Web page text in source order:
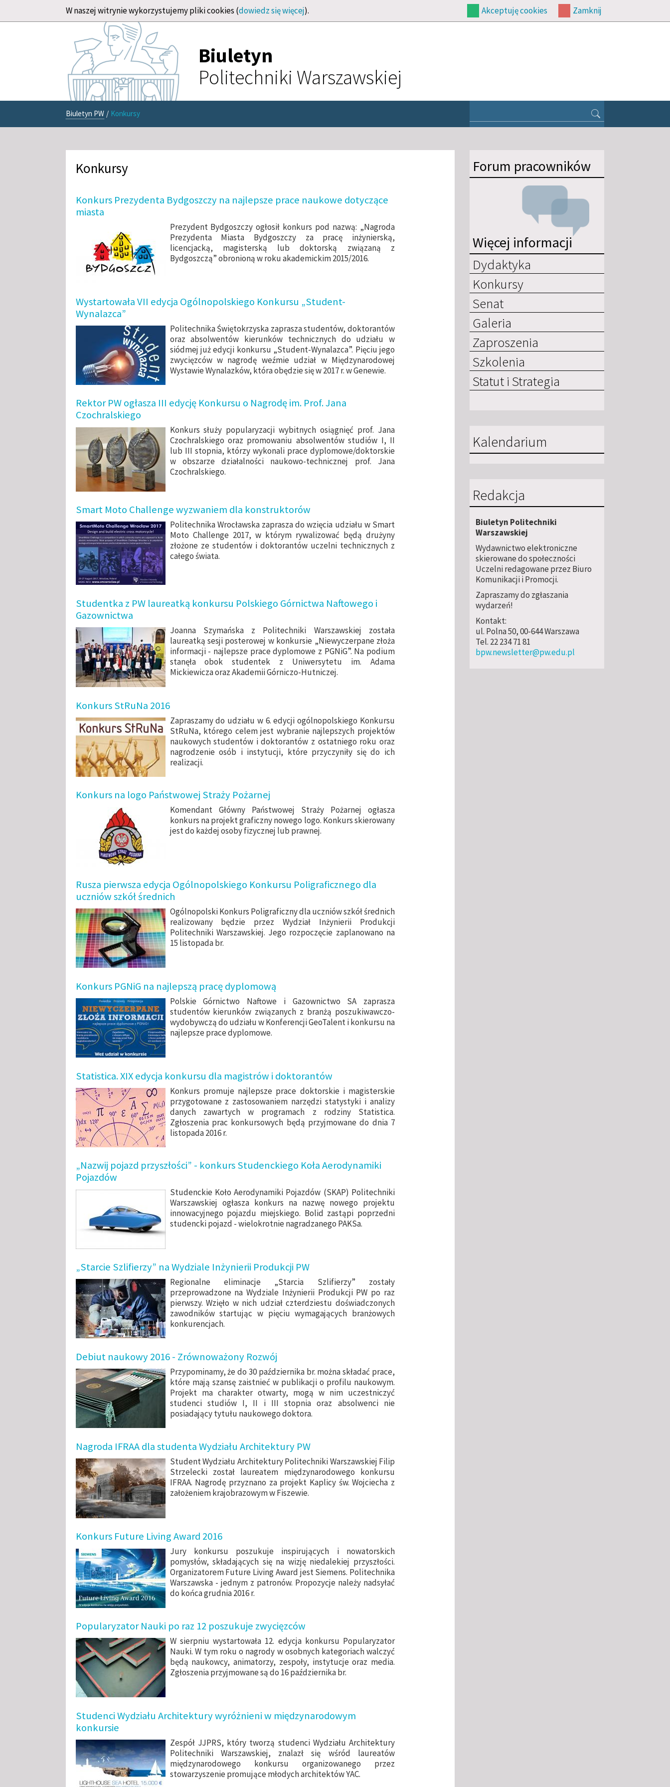
W naszej witrynie wykorzystujemy pliki cookies (dowiedz się więcej). Akceptuję cookies Zamknij
Biuletyn
Politechniki Warszawskiej
Biuletyn PW / Konkursy
Konkursy
Konkurs Prezydenta Bydgoszczy na najlepsze prace naukowe dotyczące
miasta
Prezydent Bydgoszczy ogłosił konkurs pod nazwą: „Nagroda
Prezydenta Miasta Bydgoszczy za pracę inżynierską,
licencjacką, magisterską lub doktorską związaną z
Bydgoszczą” obronioną w roku akademickim 2015/2016.
Wystartowała VII edycja Ogólnopolskiego Konkursu „Student-
Wynalazca”
Politechnika Świętokrzyska zaprasza studentów, doktorantów
oraz absolwentów kierunków technicznych do udziału w
siódmej już edycji konkursu „Student-Wynalazca”. Pięciu jego
zwycięzców w nagrodę weźmie udział w Międzynarodowej
Wystawie Wynalazków, która obędzie się w 2017 r. w Genewie.
Rektor PW ogłasza III edycję Konkursu o Nagrodę im. Prof. Jana
Czochralskiego
Konkurs służy popularyzacji wybitnych osiągnięć prof. Jana
Czochralskiego oraz promowaniu absolwentów studiów I, II
lub III stopnia, którzy wykonali prace dyplomowe/doktorskie
w obszarze działalności naukowo-technicznej prof. Jana
Czochralskiego.
Smart Moto Challenge wyzwaniem dla konstruktorów
Politechnika Wrocławska zaprasza do wzięcia udziału w Smart
Moto Challenge 2017, w którym rywalizować będą drużyny
złożone ze studentów i doktorantów uczelni technicznych z
całego świata.
Studentka z PW laureatką konkursu Polskiego Górnictwa Naftowego i
Gazownictwa
Joanna Szymańska z Politechniki Warszawskiej została
laureatką sesji posterowej w konkursie „Niewyczerpane złoża
informacji - najlepsze prace dyplomowe z PGNiG”. Na podium
stanęła obok studentek z Uniwersytetu im. Adama
Mickiewicza oraz Akademii Górniczo-Hutniczej.
Konkurs StRuNa 2016
Zapraszamy do udziału w 6. edycji ogólnopolskiego Konkursu
StRuNa, którego celem jest wybranie najlepszych projektów
naukowych studentów i doktorantów z ostatniego roku oraz
nagrodzenie osób i instytucji, które przyczyniły się do ich
realizacji.
Konkurs na logo Państwowej Straży Pożarnej
Komendant Główny Państwowej Straży Pożarnej ogłasza
konkurs na projekt graficzny nowego logo. Konkurs skierowany
jest do każdej osoby fizycznej lub prawnej.
Rusza pierwsza edycja Ogólnopolskiego Konkursu Poligraficznego dla
uczniów szkół średnich
Ogólnopolski Konkurs Poligraficzny dla uczniów szkół średnich
realizowany będzie przez Wydział Inżynierii Produkcji
Politechniki Warszawskiej. Jego rozpoczęcie zaplanowano na
15 listopada br.
Konkurs PGNiG na najlepszą pracę dyplomową
Polskie Górnictwo Naftowe i Gazownictwo SA zaprasza
studentów kierunków związanych z branżą poszukiwawczo-
wydobywczą do udziału w Konferencji GeoTalent i konkursu na
najlepsze prace dyplomowe.
Statistica. XIX edycja konkursu dla magistrów i doktorantów
Konkurs promuje najlepsze prace doktorskie i magisterskie
przygotowane z zastosowaniem narzędzi statystyki i analizy
danych zawartych w programach z rodziny Statistica.
Zgłoszenia prac konkursowych będą przyjmowane do dnia 7
listopada 2016 r.
„Nazwij pojazd przyszłości” - konkurs Studenckiego Koła Aerodynamiki
Pojazdów
Studenckie Koło Aerodynamiki Pojazdów (SKAP) Politechniki
Warszawskiej ogłasza konkurs na nazwę nowego projektu
innowacyjnego pojazdu miejskiego. Bolid zastąpi poprzedni
studencki pojazd - wielokrotnie nagradzanego PAKSa.
„Starcie Szlifierzy” na Wydziale Inżynierii Produkcji PW
Regionalne eliminacje „Starcia Szlifierzy” zostały
przeprowadzone na Wydziale Inżynierii Produkcji PW po raz
pierwszy. Wzięło w nich udział czterdziestu doświadczonych
zawodników startując w pięciu wymagających branżowych
konkurencjach.
Debiut naukowy 2016 - Zrównoważony Rozwój
Przypominamy, że do 30 października br. można składać prace,
które mają szansę zaistnieć w publikacji o profilu naukowym.
Projekt ma charakter otwarty, mogą w nim uczestniczyć
studenci studiów I, II i III stopnia oraz absolwenci nie
posiadający tytułu naukowego doktora.
Nagroda IFRAA dla studenta Wydziału Architektury PW
Student Wydziału Architektury Politechniki Warszawskiej Filip
Strzelecki został laureatem międzynarodowego konkursu
IFRAA. Nagrodę przyznano za projekt Kaplicy św. Wojciecha z
założeniem krajobrazowym w Fiszewie.
Konkurs Future Living Award 2016
Jury konkursu poszukuje inspirujących i nowatorskich
pomysłów, składających się na wizję niedalekiej przyszłości.
Organizatorem Future Living Award jest Siemens. Politechnika
Warszawska - jednym z patronów. Propozycje należy nadsyłać
do końca grudnia 2016 r.
Popularyzator Nauki po raz 12 poszukuje zwycięzców
W sierpniu wystartowała 12. edycja konkursu Popularyzator
Nauki. W tym roku o nagrody w osobnych kategoriach walczyć
będą naukowcy, animatorzy, zespoły, instytucje oraz media.
Zgłoszenia przyjmowane są do 16 października br.
Studenci Wydziału Architektury wyróżnieni w międzynarodowym
konkursie
Zespół JJPRS, który tworzą studenci Wydziału Architektury
Politechniki Warszawskiej, znalazł się wśród laureatów
międzynarodowego konkursu organizowanego przez
stowarzyszenie promujące młodych architektów YAC.
Forum pracowników
Więcej informacji
Dydaktyka
Konkursy
Senat
Galeria
Zaproszenia
Szkolenia
Statut i Strategia
Kalendarium
Redakcja
Biuletyn Politechniki
Warszawskiej
Wydawnictwo elektroniczne
skierowane do społeczności
Uczelni redagowane przez Biuro
Komunikacji i Promocji.
Zapraszamy do zgłaszania
wydarzeń!
Kontakt:
ul. Polna 50, 00-644 Warszawa
Tel. 22 234 71 81
bpw.newsletter@pw.edu.pl